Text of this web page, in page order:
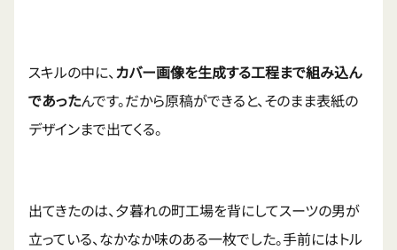
スキルの中に、カバー画像を生成する工程まで組み込ん
であったんです。だから原稿ができると、そのまま表紙の
デザインまで出てくる。
出てきたのは、夕暮れの町工場を背にしてスーツの男が
立っている、なかなか味のある一枚でした。手前にはトル